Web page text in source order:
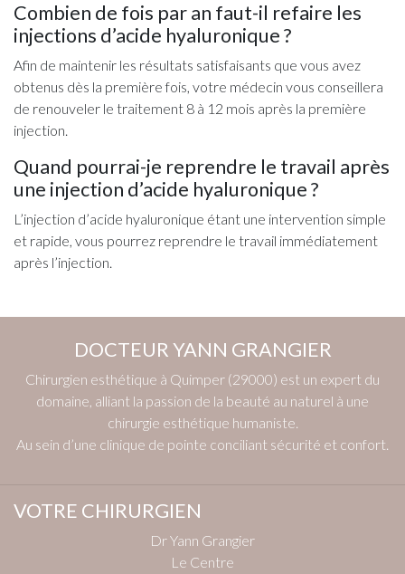
Combien de fois par an faut-il refaire les
injections d’acide hyaluronique ?
Afin de maintenir les résultats satisfaisants que vous avez
obtenus dès la première fois, votre médecin vous conseillera
de renouveler le traitement 8 à 12 mois après la première
injection.
Quand pourrai-je reprendre le travail après
une injection d’acide hyaluronique ?
L’injection d’acide hyaluronique étant une intervention simple
et rapide, vous pourrez reprendre le travail immédiatement
après l’injection.
DOCTEUR YANN GRANGIER
Chirurgien esthétique à Quimper (29000) est un expert du
domaine, alliant la passion de la beauté au naturel à une
chirurgie esthétique humaniste.
Au sein d’une clinique de pointe conciliant sécurité et confort.
VOTRE CHIRURGIEN
Dr Yann Grangier
Le Centre